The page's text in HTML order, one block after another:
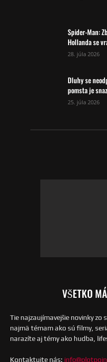
Spider-Man:
Hollanda se
28. júla 2026
Dluhy se
pomsta je
25. júla 2026
VŠETKO
Tie najzaujímavejšie novinky
najmä témam ako sú filmy,
narazíte aj témy ako hudba,
Kontaktujte nás: